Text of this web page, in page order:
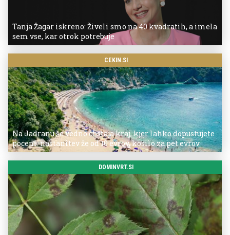
Tanja Žagar iskreno: Živeli smo na 40 kvadratih, a imela
sem vse, kar otrok potrebuje
CEKIN.SI
Na Jadranu še vedno obstaja kraj, kjer lahko dopustujete
poceni: nastanitev že od 10 evrov, kosilo za pet evrov
DOMINVRT.SI